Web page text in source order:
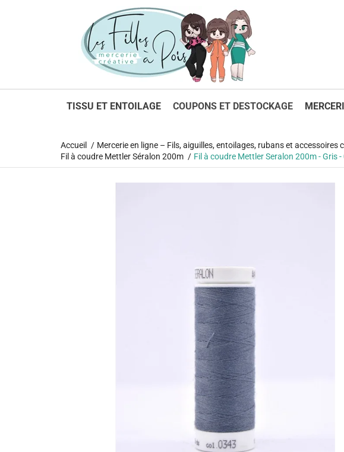
TISSU ET ENTOILAGE COUPONS ET DESTOCKAGE
Accueil Mercerie en ligne – Fils, aiguilles, entoilages, rubans et accessoires
Fil à coudre Mettler Séralon 200m
Fil à coudre Mettler Seralon 200m - Gris -